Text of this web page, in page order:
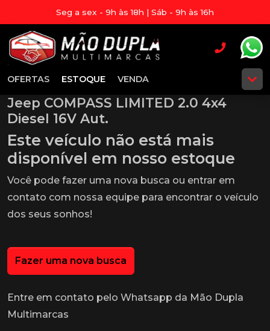
Seg a sex - 9h às 18h | Sáb - 9h às 16h
OFERTAS ESTOQUE VENDA
Jeep COMPASS LIMITED 2.0 4x4
Diesel 16V Aut.
Este veículo não está mais
disponível em nosso estoque
Você pode fazer uma nova busca ou entrar em
contato com nossa equipe para encontrar o veículo
dos seus sonhos!
Fazer uma nova busca
Entre em contato pelo Whatsapp da Mão Dupla
Multimarcas